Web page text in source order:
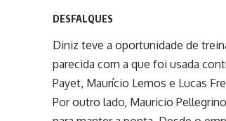
DESFALQUES
Diniz teve a oportunidade de
parecida com a que foi usada
Payet, Maurício Lemos e Lucas
Por outro lado, Mauricio